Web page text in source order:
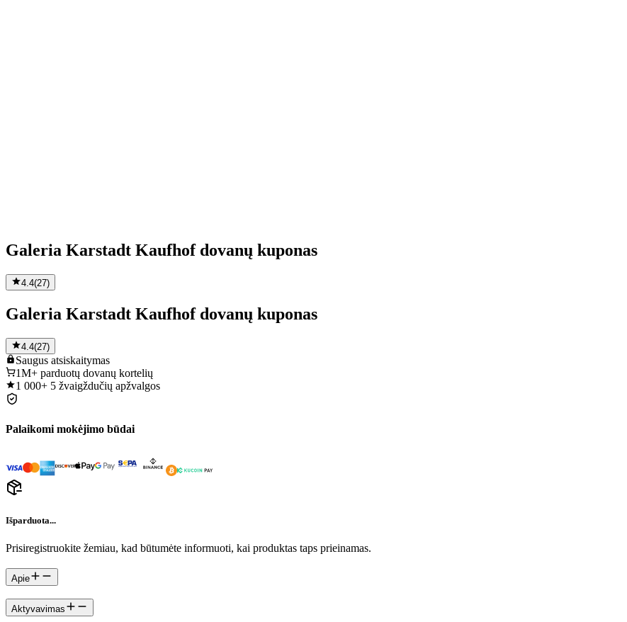
Galeria Karstadt Kaufhof dovanų kuponas
4.4(27)
Galeria Karstadt Kaufhof dovanų kuponas
4.4(27)
Saugus atsiskaitymas
1M+ parduotų dovanų kortelių
1 000+ 5 žvaigždučių apžvalgos
Palaikomi mokėjimo būdai
Išparduota...
Prisiregistruokite žemiau, kad būtumėte informuoti, kai produktas taps prieinamas.
Apie
Aktyvavimas